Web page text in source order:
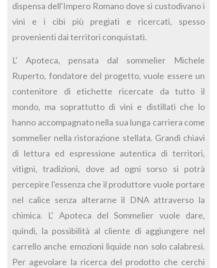
dispensa dell'Impero Romano dove si custodivano i
vini e i cibi più pregiati e ricercati, spesso
provenienti dai territori conquistati.
L' Apoteca, pensata dal sommelier Michele
Ruperto, fondatore del progetto, vuole essere un
contenitore di etichette ricercate da tutto il
mondo, ma soprattutto di vini e distillati che lo
hanno accompagnato nella sua lunga carriera come
sommelier nella ristorazione stellata. Grandi chiavi
di lettura ed espressione autentica di territori,
vitigni, tradizioni, dove ad ogni sorso si potrà
percepire l'essenza che il produttore vuole portare
nel calice senza alterarne il DNA attraverso la
chimica. L' Apoteca del Sommelier vuole dare,
quindi, la possibilità al cliente di aggiungere nel
carrello anche emozioni liquide non solo calabresi.
Per agevolare la ricerca del prodotto che cerchi